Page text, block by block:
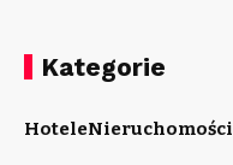
Kategorie
HoteleNieruchomości